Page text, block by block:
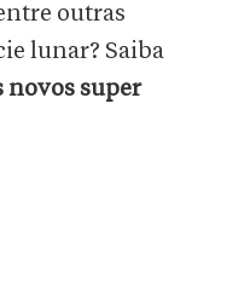
outras
lunar? Saiba
novos super